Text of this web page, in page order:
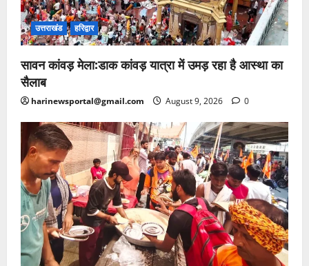
उत्तराखंड हरिद्वार
सावन कांवड़ मेला:डाक कांवड़ यात्रा में उमड़ रहा है आस्था का
सैलाब
harinewsportal@gmail.com August 9, 2026 0